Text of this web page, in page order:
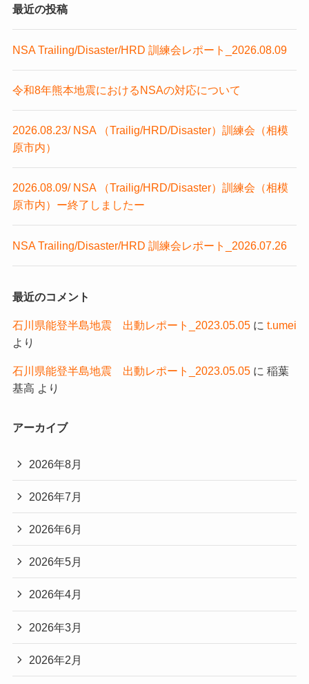
最近の投稿
NSA Trailing/Disaster/HRD 訓練会レポート_2026.08.09
令和8年熊本地震におけるNSAの対応について
2026.08.23/ NSA （Trailig/HRD/Disaster）訓練会（相模
原市内）
2026.08.09/ NSA （Trailig/HRD/Disaster）訓練会（相模
原市内）ー終了しましたー
NSA Trailing/Disaster/HRD 訓練会レポート_2026.07.26
最近のコメント
石川県能登半島地震 出動レポート_2023.05.05に t.umei
より
石川県能登半島地震 出動レポート_2023.05.05に 稲葉
基高 より
アーカイブ
2026年8月
2026年7月
2026年6月
2026年5月
2026年4月
2026年3月
2026年2月